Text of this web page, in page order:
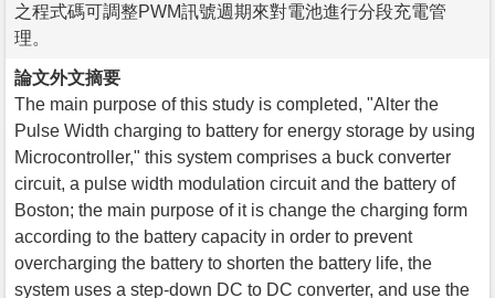
之程式碼可調整PWM訊號週期來對電池進行分段充電管
理。
論文外文摘要
The main purpose of this study is completed, "Alter the
Pulse Width charging to battery for energy storage by using
Microcontroller," this system comprises a buck converter
circuit, a pulse width modulation circuit and the battery of
Boston; the main purpose of it is change the charging form
according to the battery capacity in order to prevent
overcharging the battery to shorten the battery life, the
system uses a step-down DC to DC converter, and use the